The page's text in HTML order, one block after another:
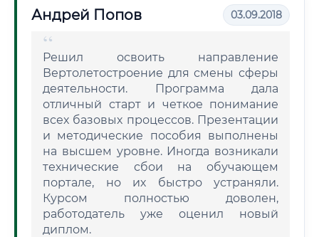
Андрей Попов 03.09.2018
Решил освоить направление
Вертолетостроение для смены сферы
деятельности. Программа дала
отличный старт и четкое понимание
всех базовых процессов. Презентации
и методические пособия выполнены
на высшем уровне. Иногда возникали
технические сбои на обучающем
портале, но их быстро устраняли.
Курсом полностью доволен,
работодатель уже оценил новый
диплом.